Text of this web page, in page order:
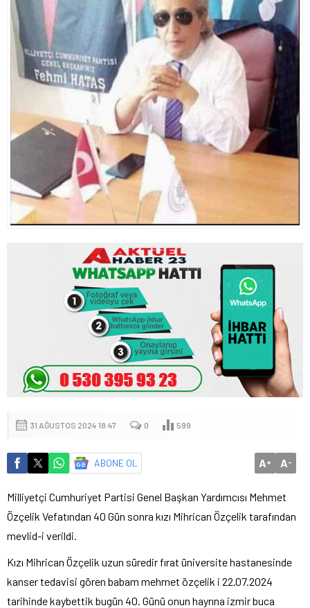
31 AĞUSTOS 2024 18:47 0 599
ABONE OL A+ A-
Milliyetçi Cumhuriyet Partisi Genel Başkan Yardımcısı Mehmet
Özçelik Vefatından 40 Gün sonra kızı Mihrican Özçelik tarafından
mevlid-i verildi.
Kızı Mihrican Özçelik uzun süredir fırat üniversite hastanesinde
kanser tedavisi gören babam mehmet özçelik i 22.07.2024
tarihinde kaybettik bugün 40. Günü onun hayrına izmir buca